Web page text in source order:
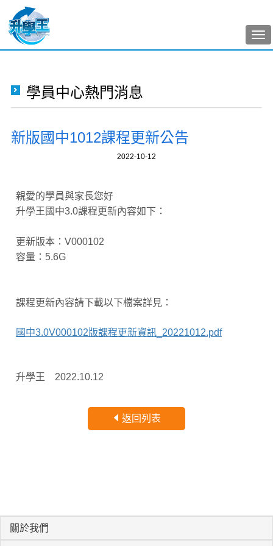
學員中心熱門消息
新版國中1012課程更新公告
2022-10-12
親愛的學員與家長您好
升學王國中3.0課程更新內容如下：
更新版本：V000102
容量：5.6G
課程更新內容請下載以下檔案詳見：
國中3.0V000102版課程更新資訊_20221012.pdf
升學王 2022.10.12
返回列表
關於我們